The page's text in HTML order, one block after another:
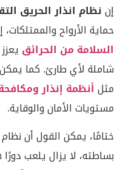
إننظام انذار الحريق
حماية الأرواح
السلامة من الحرائق
شاملة لأي طارئ. كما
مثلأنظمة إنذار
مستويات الأمان والوقاية.
ختامًا، يمكن القول أن
بساطته، لا يزال يلعب